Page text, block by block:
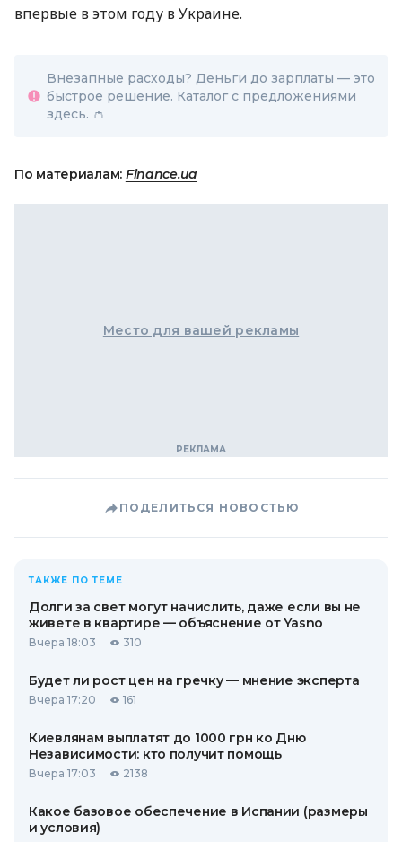
впервые в этом году в Украине.
Внезапные расходы? Деньги до зарплаты — это
быстрое решение. Каталог с предложениями
здесь. 👛
По материалам: Finance.ua
Место для вашей рекламы
ПОДЕЛИТЬСЯ НОВОСТЬЮ
ТАКЖЕ ПО ТЕМЕ
Долги за свет могут начислить, даже если вы не
живете в квартире — объяснение от Yasno
Вчера 18:03 310
Будет ли рост цен на гречку — мнение эксперта
Вчера 17:20 161
Киевлянам выплатят до 1000 грн ко Дню
Независимости: кто получит помощь
Вчера 17:03 2138
Какое базовое обеспечение в Испании (размеры
и условия)